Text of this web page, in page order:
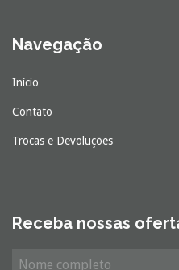
Navegação
Início
Contato
Trocas e Devoluções
Receba nossas